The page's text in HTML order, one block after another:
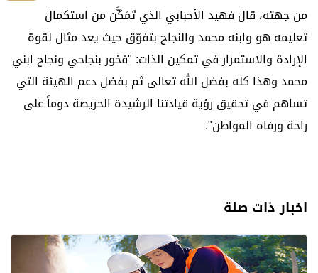
من جهته، قال فهيد الأحبابي الذي تَمَكَّن من استكمال
تعليمه هو وابنه محمد والنجاح بتفوّقحيث يعد مثال لقوة
الإرادة والاستمرار في تمكين الذات: "فخور بنجاحي ونجاح ابني
محمد وهذا كله بفضل الله تعالى ثم بفضل دعم الهيئة التي
تساهم في تحقيق رؤية قيادتنا الرشيدة الحريصة دوماً على
راحة ورفاه المواطن".
اخبار ذات صلة